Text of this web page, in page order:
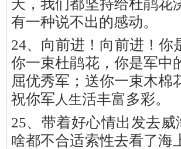
天，我们都坚持给杜鹃花
有一种说不出的感动。
24、向前进！向前进！你
你一束杜鹃花，你是军中
屈优秀军；送你一束木棉
祝你军 人生活丰富多彩。
25、带着好心情出发去
啥都不合适索性去看了海